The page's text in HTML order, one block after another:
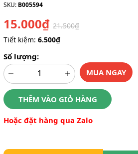
SKU: B005594
15.000₫ 21.500₫
Tiết kiệm: 6.500₫
Số lượng:
MUA NGAY
THÊM VÀO GIỎ HÀNG
Hoặc đặt hàng qua Zalo